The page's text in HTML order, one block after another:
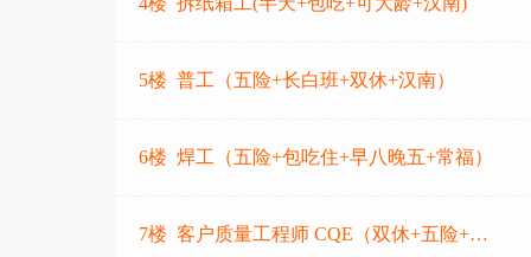
武汉洛一包装有限公司
冷柜餐厅（车城东路店）
车谷英才网
炫驰汽车服务有限公司
5楼 普工（五险+长白班+双休+汉南）
6楼 焊工（五险+包吃住+早八晚五+常福）
7楼 客户质量工程师 CQE（双休+五险+0加班）